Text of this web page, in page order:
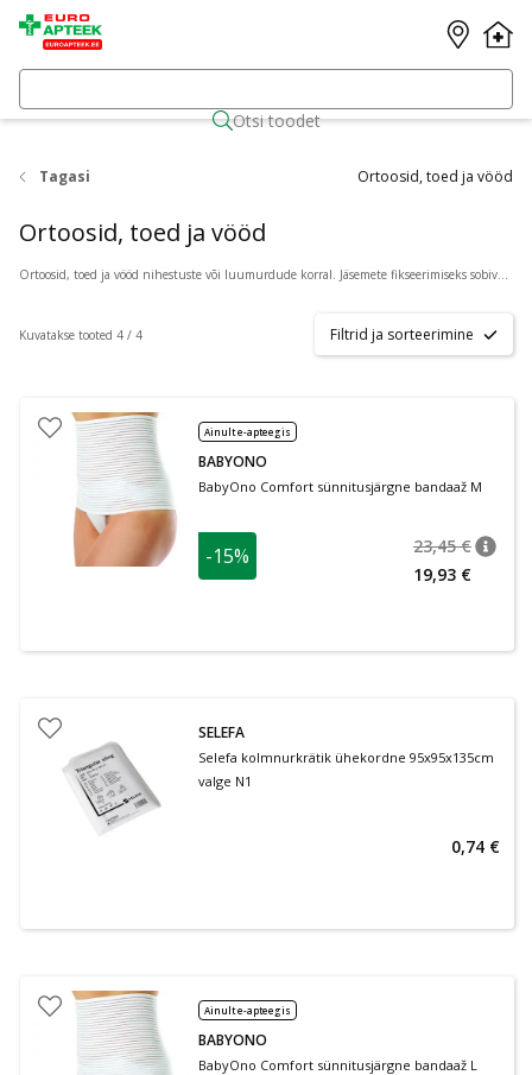
Otsi toodet
Tagasi Ortoosid, toed ja vööd
Ortoosid, toed ja vööd
Ortoosid, toed ja vööd nihestuste või luumurdude korral. Jäsemete fikseerimiseks sobivad tooted. Lai valik ortoose leiad Euroapteegist. Kiire tarne.
Kuvatakse tooted 4 / 4 Filtrid ja sorteerimine
Ainult e-apteegis
BABYONO
BabyOno Comfort sünnitusjärgne bandaaž M
-15% 23,45 €
19,93 €
SELEFA
Selefa kolmnurkrätik ühekordne 95x95x135cm
valge N1
0,74 €
Ainult e-apteegis
BABYONO
BabyOno Comfort sünnitusjärgne bandaaž L